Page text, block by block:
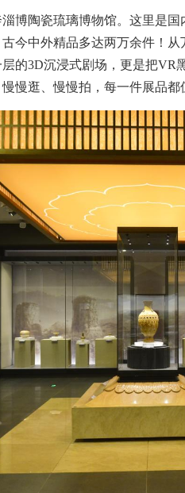
陶瓷琉璃博物馆。这里是国
今中外精品多达两万余件！
的3D沉浸式剧场，更是把
慢逛、慢慢拍，每一件展品都